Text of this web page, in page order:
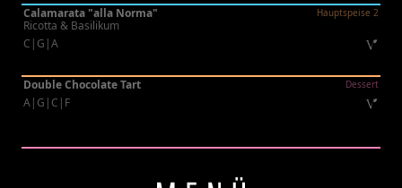
Calamarata "alla Norma" Hauptspeise 2
Ricotta & Basilikum
C|G|A
Double Chocolate Tart Dessert
A|G|C|F